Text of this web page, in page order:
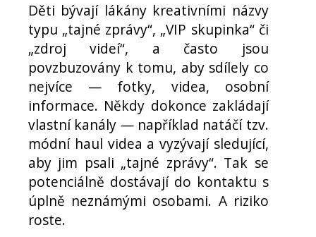
Děti bývají lákány kreativními názvy
typu „tajné zprávy“, „VIP skupinka“ či
„zdroj videí“, a často jsou
povzbuzovány k tomu, aby sdílely co
nejvíce — fotky, videa, osobní
informace. Někdy dokonce zakládají
vlastní kanály — například natáčí tzv.
módní haul videa a vyzývají sledující,
aby jim psali „tajné zprávy“. Tak se
potenciálně dostávají do kontaktu s
úplně neznámými osobami. A riziko
roste.